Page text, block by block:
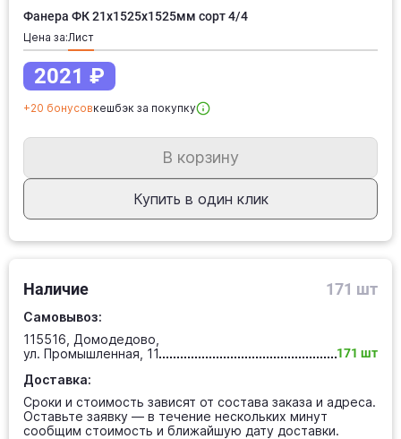
Фанера ФК 21х1525х1525мм сорт 4/4
Цена за: лист
2021 ₽
+20 бонусовкешбэк за покупку
В корзину
Купить в один клик
Наличие 171 шт
Самовывоз:
115516, Домодедово,
ул. Промышленная, 11
171 шт
Доставка:
Сроки и стоимость зависят от состава заказа и адреса.
Оставьте заявку — в течение нескольких минут
сообщим стоимость и ближайшую дату доставки.